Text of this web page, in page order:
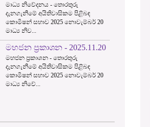
මාධ්‍ය නිවේදනය - තොරතුරු
දැනගැනීමේ අයිතිවාසිකම පිළිබඳ
කොමිෂන් සභාව 2025 නොවැම්බර් 20
මාධ්‍ය නිව...
මහජන ප්‍රකාශන - 2025.11.20
මහජන ප්‍රකාශන - තොරතුරු
දැනගැනීමේ අයිතිවාසිකම පිළිබඳ
කොමිෂන් සභාව 2025 නොවැම්බර් 20
මාධ්‍ය නිවේ...